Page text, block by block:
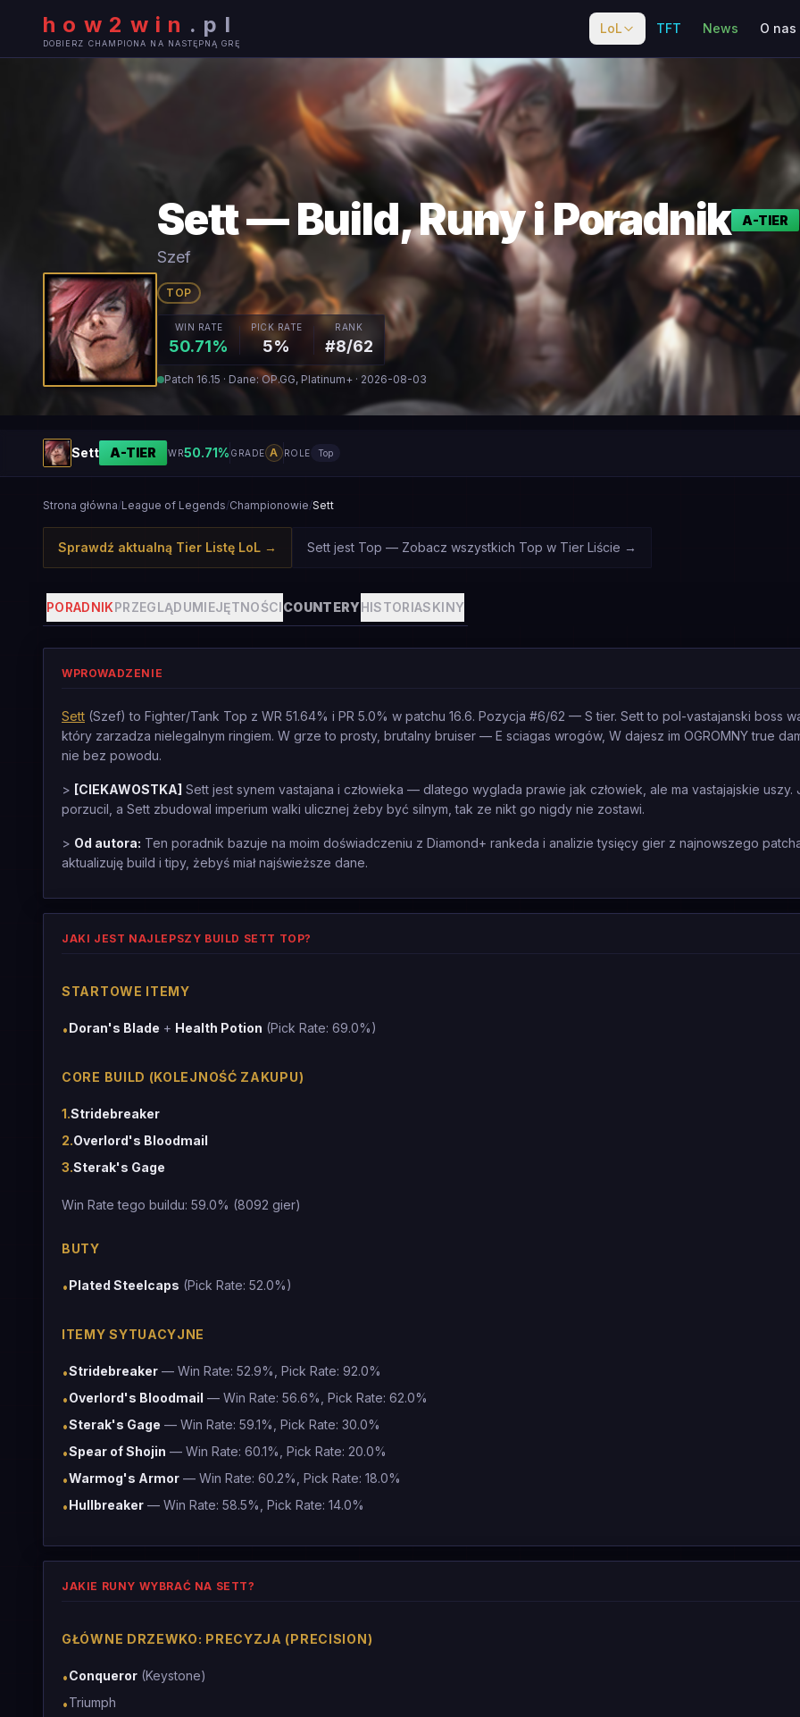
how2win . pl
DOBIERZ CHAMPIONA NA NASTĘPNĄ GRĘ
LoL TFT News O nas
Sett — Build, Runy i Poradnik A-TIER
Szef
TOP
WIN RATE
50.71%
PICK RATE
5%
RANK
#8/62
Patch 16.15 · Dane: OP.GG, Platinum+ · 2026-08-03
Sett A-TIER WR50.71% GRADE A ROLE Top
Strona główna/League of Legends/Championowie/Sett
Sprawdź aktualną Tier Listę LoL → Sett jest Top — Zobacz wszystkich Top w Tier Liście →
PORADNIKPRZEGLĄDUMIEJĘTNOŚCICOUNTERYHISTORIASKINY
WPROWADZENIE
Sett (Szef) to Fighter/Tank Top z WR 51.64% i PR 5.0% w patchu 16.6. Pozycja #6/62 — S tier. Sett to pol-vastajanski boss
który zarzadza nielegalnym ringiem. W grze to prosty, brutalny bruiser — E sciagas wrogów, W dajesz im OGROMNY true
nie bez powodu.
> [CIEKAWOSTKA] Sett jest synem vastajana i człowieka — dlatego wyglada prawie jak człowiek, ale ma vastajajskie
porzucil, a Sett zbudowal imperium walki ulicznej żeby być silnym, tak ze nikt go nigdy nie zostawi.
> Od autora: Ten poradnik bazuje na moim doświadczeniu z Diamond+ rankeda i analizie tysięcy gier z najnowszego
aktualizuję build i tipy, żebyś miał najświeższe dane.
JAKI JEST NAJLEPSZY BUILD SETT TOP?
STARTOWE ITEMY
•Doran's Blade + Health Potion (Pick Rate: 69.0%)
CORE BUILD (KOLEJNOŚĆ ZAKUPU)
1.Stridebreaker
2.Overlord's Bloodmail
3.Sterak's Gage
Win Rate tego buildu: 59.0% (8092 gier)
BUTY
•Plated Steelcaps (Pick Rate: 52.0%)
ITEMY SYTUACYJNE
•Stridebreaker — Win Rate: 52.9%, Pick Rate: 92.0%
•Overlord's Bloodmail — Win Rate: 56.6%, Pick Rate: 62.0%
•Sterak's Gage — Win Rate: 59.1%, Pick Rate: 30.0%
•Spear of Shojin — Win Rate: 60.1%, Pick Rate: 20.0%
•Warmog's Armor — Win Rate: 60.2%, Pick Rate: 18.0%
•Hullbreaker — Win Rate: 58.5%, Pick Rate: 14.0%
JAKIE RUNY WYBRAĆ NA SETT?
GŁÓWNE DRZEWKO: PRECYZJA (PRECISION)
•Conqueror (Keystone)
•Triumph